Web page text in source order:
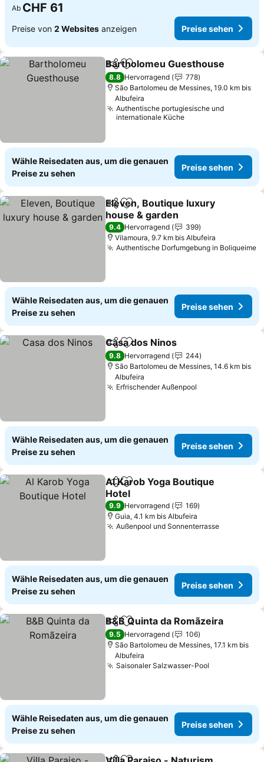
Ab CHF 61
Preise von 2 Websites anzeigen Preise sehen
TeilenZu Favoriten hinzufügen
Bartholomeu Guesthouse
8.8 Hervorragend
778
São Bartolomeu de Messines, 19.0 km bis
Albufeira
Authentische portugiesische und
internationale Küche
Wähle Reisedaten aus, um die genauen
Preise zu sehen
Preise sehen
TeilenZu Favoriten hinzufügen
Eleven, Boutique luxury
house & garden
9.4 Hervorragend
399
Vilamoura, 9.7 km bis Albufeira
Authentische Dorfumgebung in Boliqueime
Wähle Reisedaten aus, um die genauen
Preise zu sehen
Preise sehen
TeilenZu Favoriten hinzufügen
Casa dos Ninos
9.8 Hervorragend
244
São Bartolomeu de Messines, 14.6 km bis
Albufeira
Erfrischender Außenpool
Wähle Reisedaten aus, um die genauen
Preise zu sehen
Preise sehen
TeilenZu Favoriten hinzufügen
Al Karob Yoga Boutique
Hotel
9.9 Hervorragend
169
Guia, 4.1 km bis Albufeira
Außenpool und Sonnenterrasse
Wähle Reisedaten aus, um die genauen
Preise zu sehen
Preise sehen
TeilenZu Favoriten hinzufügen
B&B Quinta da Romãzeira
9.5 Hervorragend
106
São Bartolomeu de Messines, 17.1 km bis
Albufeira
Saisonaler Salzwasser-Pool
Wähle Reisedaten aus, um die genauen
Preise zu sehen
Preise sehen